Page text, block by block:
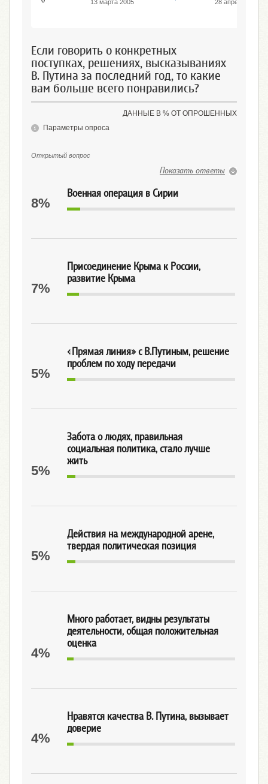
13 марта 2005 28 апреля 2013
Если говорить о конкретных
поступках, решениях, высказываниях
В. Путина за последний год, то какие
вам больше всего понравились?
ДАННЫЕ В % ОТ ОПРОШЕННЫХ
Параметры опроса
Открытый вопрос
Показать ответы
Военная операция в Сирии
8%
Присоединение Крыма к России,
развитие Крыма
7%
«Прямая линия» с В.Путиным, решение
проблем по ходу передачи
5%
Забота о людях, правильная
социальная политика, стало лучше
жить
5%
Действия на международной арене,
твердая политическая позиция
5%
Много работает, видны результаты
деятельности, общая положительная
оценка
4%
Нравятся качества В. Путина, вызывает
доверие
4%